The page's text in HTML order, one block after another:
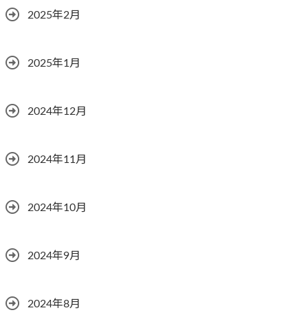
2025年2月
2025年1月
2024年12月
2024年11月
2024年10月
2024年9月
2024年8月